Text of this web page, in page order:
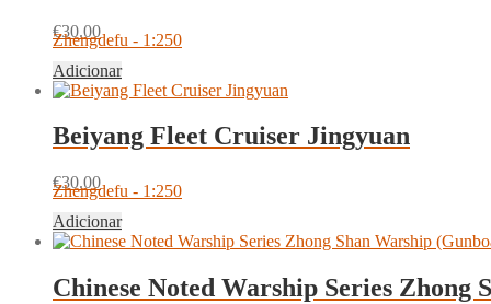
€30.00
Zhengdefu - 1:250
Adicionar
Beiyang Fleet Cruiser Jingyuan
€30.00
Zhengdefu - 1:250
Adicionar
Chinese Noted Warship Series Zhong